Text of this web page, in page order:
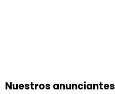
Nuestros anunciantes